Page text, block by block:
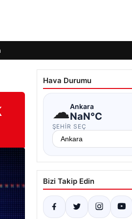
Hava Durumu
☁Ankara
NaN°C
ŞEHIR SEÇ
Bizi Takip Edin